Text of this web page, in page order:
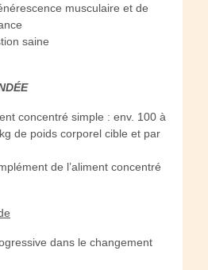
musculaire et de
saine
concentré simple : env. 100 à
de poids corporel cible et par
de l’aliment concentré
dans le changement